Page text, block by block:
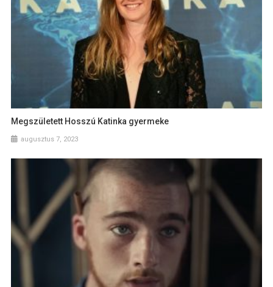
Megszületett Hosszú Katinka gyermeke
augusztus 7, 2023